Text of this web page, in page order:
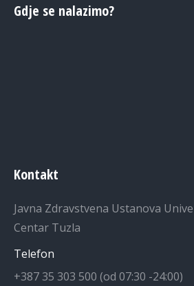
Gdje se nalazimo?
Kontakt
Javna Zdravstvena Ustanova
Centar Tuzla
Telefon
+387 35 303 500 (od 07:30 -24:00)